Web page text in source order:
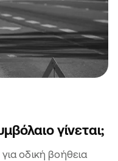
γίνεται;
οδική βοήθεια